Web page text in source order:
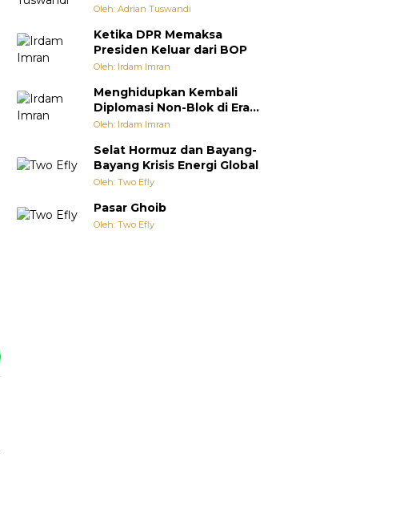
Oleh: Adrian Tuswandi
Ketika DPR Memaksa
Presiden Keluar dari BOP
Oleh: Irdam Imran
Menghidupkan Kembali
Diplomasi Non-Blok di Era
Multipolar
Oleh: Irdam Imran
Selat Hormuz dan Bayang-
Bayang Krisis Energi Global
Oleh: Two Efly
Pasar Ghoib
Oleh: Two Efly